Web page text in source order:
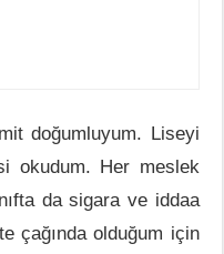
doğumluyum. Liseyi
okudum. Her meslek
da sigara ve iddaa
çağında olduğum için